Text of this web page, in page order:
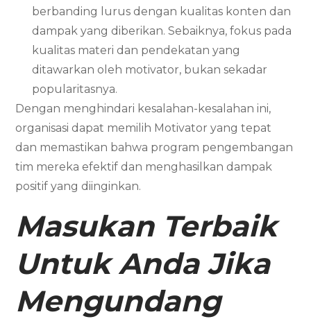
berbanding lurus dengan kualitas konten dan
dampak yang diberikan. Sebaiknya, fokus pada
kualitas materi dan pendekatan yang
ditawarkan oleh motivator, bukan sekadar
popularitasnya.
Dengan menghindari kesalahan-kesalahan ini,
organisasi dapat memilih Motivator yang tepat
dan memastikan bahwa program pengembangan
tim mereka efektif dan menghasilkan dampak
positif yang diinginkan.
Masukan Terbaik
Untuk Anda Jika
Mengundang